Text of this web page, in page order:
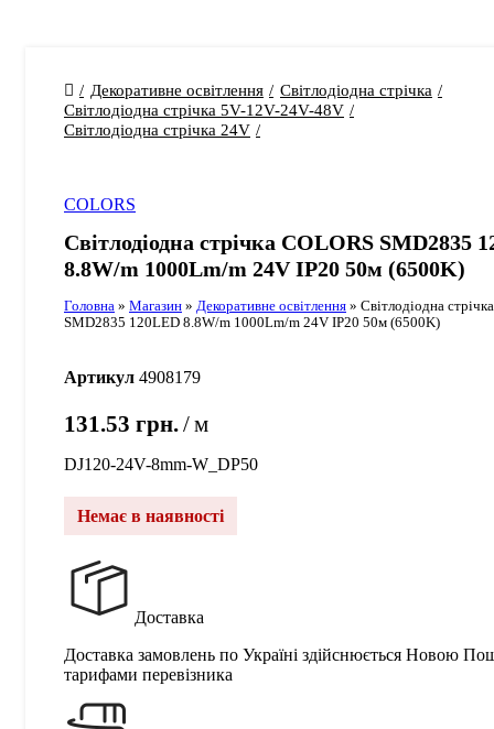
Декоративне освітлення
Світлодіодна стрічка
Світлодіодна стрічка 5V-12V-24V-48V
Світлодіодна стрічка 24V
COLORS
Світлодіодна стрічка COLORS SMD2835
8.8W/m 1000Lm/m 24V IP20 50м (6500K)
Головна » Магазин » Декоративне освітлення » Світлодіодна
SMD2835 120LED 8.8W/m 1000Lm/m 24V IP20 50м (6500K)
Артикул 4908179
131.53 грн. м
DJ120-24V-8mm-W_DP50
Немає в наявності
Доставка
Доставка замовлень по Україні здійснюється Новою
тарифами перевізника